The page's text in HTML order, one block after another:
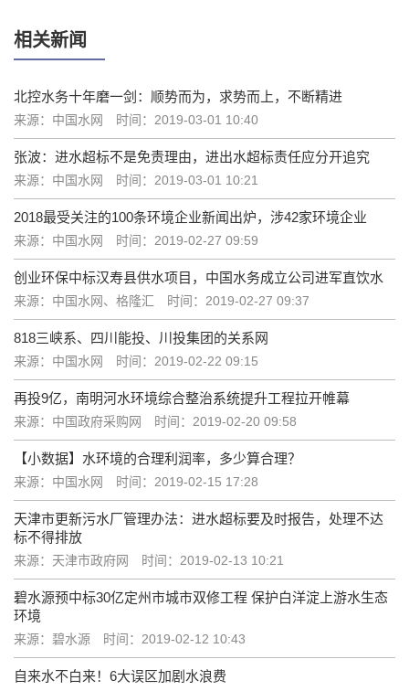
相关新闻
北控水务十年磨一剑：顺势而为，求势而上，不断精进
来源：中国水网 时间：2019-03-01 10:40
张波：进水超标不是免责理由，进出水超标责任应分开追究
来源：中国水网 时间：2019-03-01 10:21
2018最受关注的100条环境企业新闻出炉，涉42家环境企业
来源：中国水网 时间：2019-02-27 09:59
创业环保中标汉寿县供水项目，中国水务成立公司进军直饮水
来源：中国水网、格隆汇 时间：2019-02-27 09:37
818三峡系、四川能投、川投集团的关系网
来源：中国水网 时间：2019-02-22 09:15
再投9亿，南明河水环境综合整治系统提升工程拉开帷幕
来源：中国政府采购网 时间：2019-02-20 09:58
【小数据】水环境的合理利润率，多少算合理？
来源：中国水网 时间：2019-02-15 17:28
天津市更新污水厂管理办法：进水超标要及时报告，处理不达
标不得排放
来源：天津市政府网 时间：2019-02-13 10:21
碧水源预中标30亿定州市城市双修工程 保护白洋淀上游水生态
环境
来源：碧水源 时间：2019-02-12 10:43
自来水不白来！6大误区加剧水浪费